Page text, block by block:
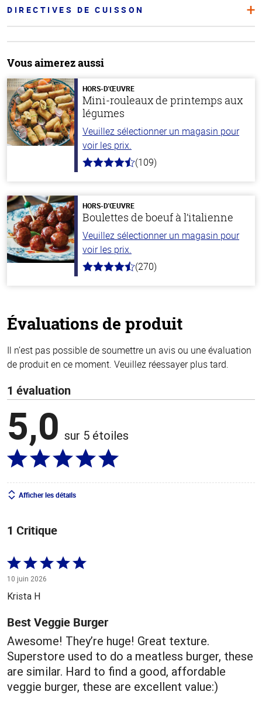
DIRECTIVES DE CUISSON
Vous aimerez aussi
HORS-D'ŒUVRE
Mini-rouleaux de printemps aux
légumes
Veuillez sélectionner un magasin pour
voir les prix.
4.8
stars
(109)
HORS-D'ŒUVRE
Boulettes de boeuf à l’italienne
Veuillez sélectionner un magasin pour
voir les prix.
4.5
(270)
Évaluations de produit
Il n’est pas possible de soumettre un avis ou une évaluation
de produit en ce moment. Veuillez réessayer plus tard.
1 évaluation
5,0 sur 5 étoiles
Afficher les détails
1 Critique
Coté
5 sur
5
10 juin 2026
Krista H
Best Veggie Burger
Awesome! They’re huge! Great texture.
Superstore used to do a meatless burger, these
are similar. Hard to find a good, affordable
veggie burger, these are excellent value:)